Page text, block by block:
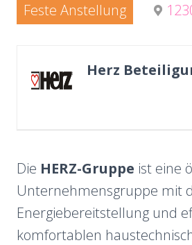
Feste Anstellung
Herz
Die HERZ-Gruppe ist eine
Unternehmensgruppe mit
Energiebereitstellung und
komfortablen